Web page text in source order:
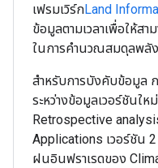
เฟรมเวิร์กLand
ข้อมูลตามเวลาเพื่อให้ส
ในการคำนวณสมดุลพลั
สำหรับการบังคับข้อมูล
ระหว่างข้อมูลเวอร์ชันใ
Retrospective
Applications เวอร์ชัน
ฝนอินฟราเรดของ